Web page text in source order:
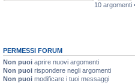
10 argomenti
PERMESSI FORUM
Non puoi aprire nuovi argomenti
Non puoi rispondere negli argomenti
Non puoi modificare i tuoi messaggi